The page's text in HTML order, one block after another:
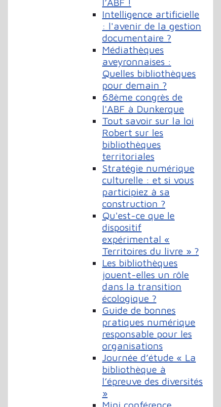
Intelligence artificielle
: l'avenir de la gestion
documentaire ?
Médiathèques
aveyronnaises :
Quelles bibliothèques
pour demain ?
68ème congrès de
l'ABF à Dunkerque
Tout savoir sur la loi
Robert sur les
bibliothèques
territoriales
Stratégie numérique
culturelle : et si vous
participiez à sa
construction ?
Qu'est-ce que le
dispositif
expérimental «
Territoires du livre » ?
Les bibliothèques
jouent-elles un rôle
dans la transition
écologique ?
Guide de bonnes
pratiques numérique
responsable pour les
organisations
Journée d’étude « La
bibliothèque à
l’épreuve des diversités
»